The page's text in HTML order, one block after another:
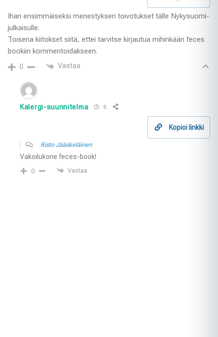
Ihan ensimmäiseksi menestyksen toivotukset tälle Nykysuomi-
julkaisulle.
Toisena kiitokset siitä, ettei tarvitse kirjautua mihinkään feces
bookiin kommentoidakseen.
0 Vastaa
Kalergi-suunnitelma 8
Kopioi linkki
Risto Jääskeläinen
Vakoilukone feces-book!
0 Vastaa